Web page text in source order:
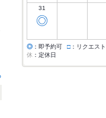
31
◎
◎ ：即予約可 □ ：リクエス
休 ：定休日